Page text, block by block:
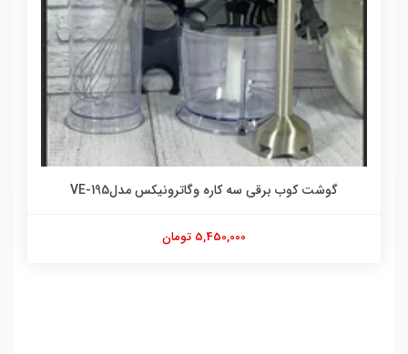
گوشت کوب برقی سه کاره وگاترونیکس مدلVE-195
5,450,000 تومان